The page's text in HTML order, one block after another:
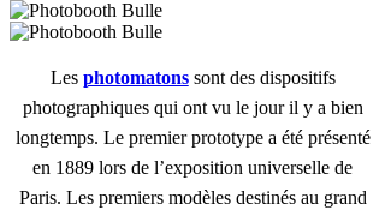
Les photomatonssont des dispositifs
photographiques qui ont vu le jour il y a bien
longtemps. Le premier prototype a été présenté
en 1889 lors de l’exposition universelle de
Paris. Les premiers modèles destinés au grand